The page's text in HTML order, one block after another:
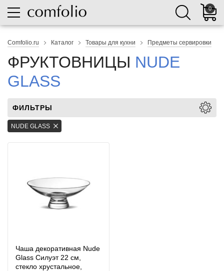
0
Comfolio.ru Каталог Товары для кухни Предметы сервировки
ФРУКТОВНИЦЫ NUDE
GLASS
ФИЛЬТРЫ
NUDE GLASS
Чаша декоративная Nude
Glass Силуэт 22 см,
стекло хрустальное,